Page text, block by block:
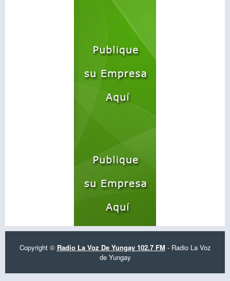
Copyright © Radio La Voz De Yungay 102.7 FM - Radio La Voz
de Yungay